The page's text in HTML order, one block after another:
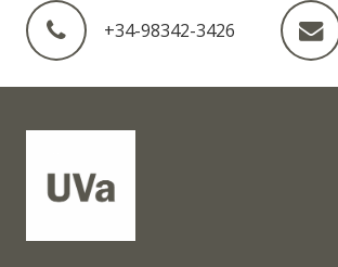
+34-98342-3426